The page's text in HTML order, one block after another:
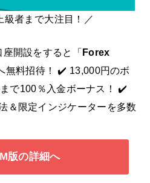
級者まで大注目！／
開設をすると「 Forex
無料招待！ ✔️ 13,000円のボ
で100％入金ボーナス！ ✔️
＆限定インジケーターを多数
版の詳細へ